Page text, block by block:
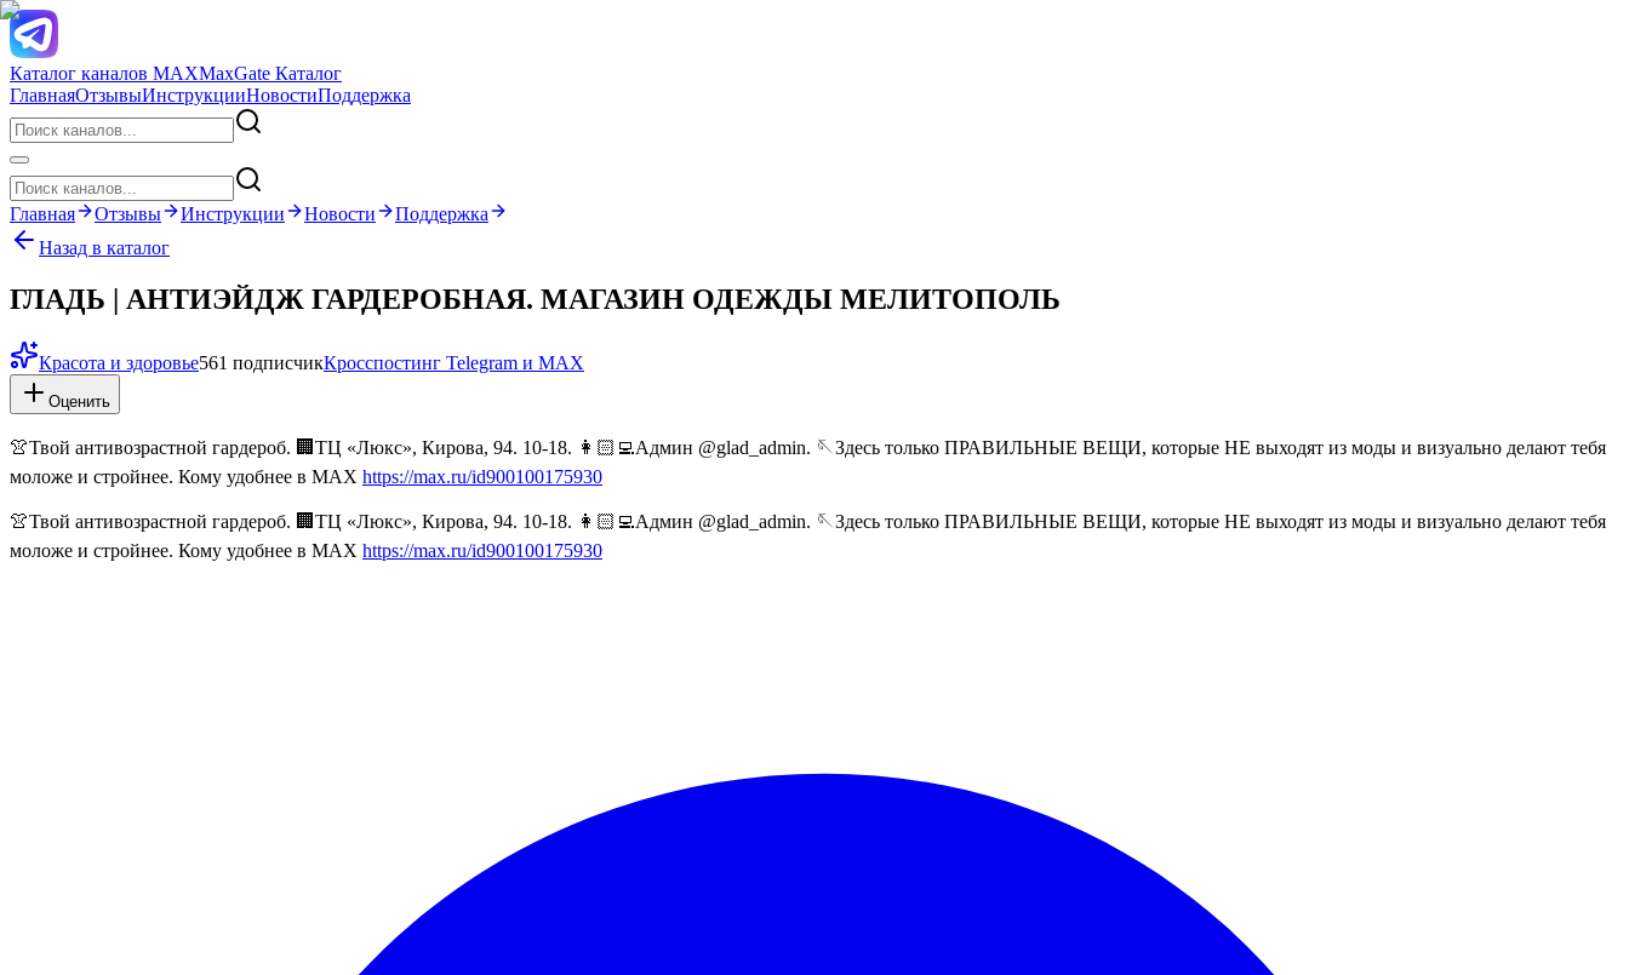
Каталог каналов MAXMaxGate Каталог
ГлавнаяОтзывыИнструкцииНовостиПоддержка
Главная Отзывы Инструкции Новости
Поддержка
Назад в каталог
ГЛАДЬ | АНТИЭЙДЖ ГАРДЕРОБНАЯ. МАГАЗИН ОДЕЖДЫ МЕЛИТОПОЛЬ
Красота и здоровье561 подписчикКросспостинг Telegram и MAX
Оценить
👚Твой антивозрастной гардероб. 🏢ТЦ «Люкс», Кирова, 94. 10-18. 👩🏻‍💻Админ @glad_admin. 🪡Здесь только ПРАВИЛЬНЫЕ ВЕЩИ, которые НЕ выходят из моды и визуально делают тебя
моложе и стройнее. Кому удобнее в МАХ https://max.ru/id900100175930
👚Твой антивозрастной гардероб. 🏢ТЦ «Люкс», Кирова, 94. 10-18. 👩🏻‍💻Админ @glad_admin. 🪡Здесь только ПРАВИЛЬНЫЕ ВЕЩИ, которые НЕ выходят из моды и визуально делают тебя
моложе и стройнее. Кому удобнее в МАХ https://max.ru/id900100175930